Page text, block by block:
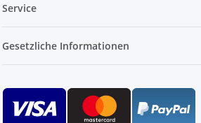
Service
Gesetzliche Informationen